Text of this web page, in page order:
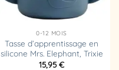
0-12 MOIS
Tasse d’apprentissage en
silicone Mrs. Elephant, Trixie
15,95€